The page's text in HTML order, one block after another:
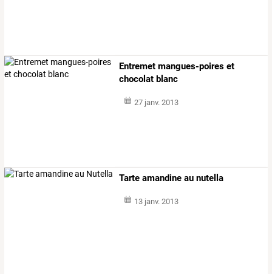
Entremet mangues-poires et
chocolat blanc
27 janv. 2013
Tarte amandine au nutella
13 janv. 2013